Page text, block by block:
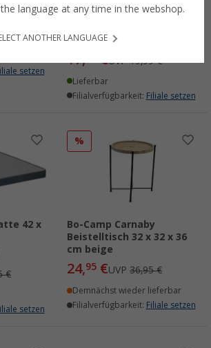
€
setzen
Camping Beistelltisch 26
17, €UVP19,99 €
Lieferbar
Filialverfügbarkeit: Filiale setzen
42 x
€
setzen
%
Bo-Camp Carnaby
Beistelltisch 32 x 32 x 36
cm beige
24,95 €UVP 36,95 €
Demnächst wieder lieferbar
Filialverfügbarkeit: Filiale setzen
language at any time in the webshop.
ANOTHER LANGUAGE